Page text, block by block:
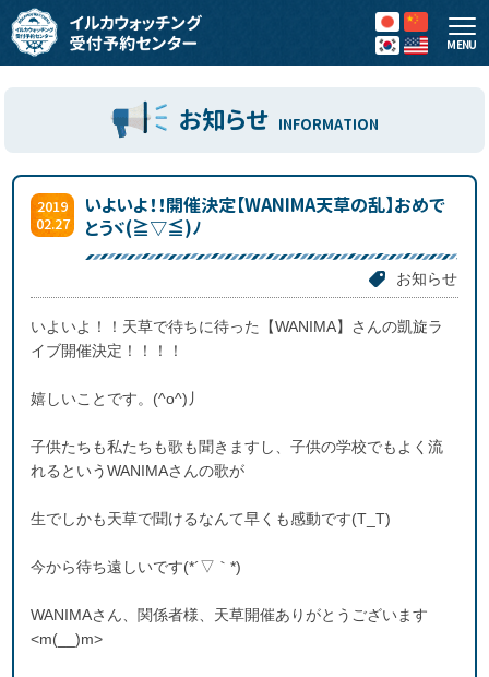
MENU
お知らせ INFORMATION
2019
02.27
いよいよ！！開催決定【WANIMA天草の乱】おめで
とうヾ(≧▽≦)ﾉ
お知らせ
いよいよ！！天草で待ちに待った【WANIMA】さんの凱旋ラ
イブ開催決定！！！！
嬉しいことです。(^o^)丿
子供たちも私たちも歌も聞きますし、子供の学校でもよく流
れるというWANIMAさんの歌が
生でしかも天草で聞けるなんて早くも感動です(T_T)
今から待ち遠しいです(*´▽｀*)
WANIMAさん、関係者様、天草開催ありがとうございます
<m(__)m>